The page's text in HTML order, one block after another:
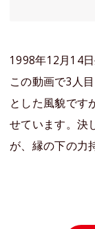
1998年12月14
この動画で3人
とした風貌です
せています。決
が、縁の下の力